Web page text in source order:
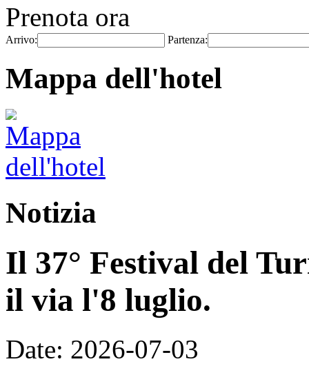
Prenota ora
Arrivo: Partenza:
Mappa dell'hotel
Notizia
Il 37° Festival del
il via l'8 luglio.
Date: 2026-07-03